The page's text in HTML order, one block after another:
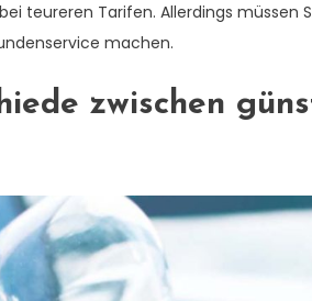
teureren Tarifen. Allerdings müssen
machen.
zwischen